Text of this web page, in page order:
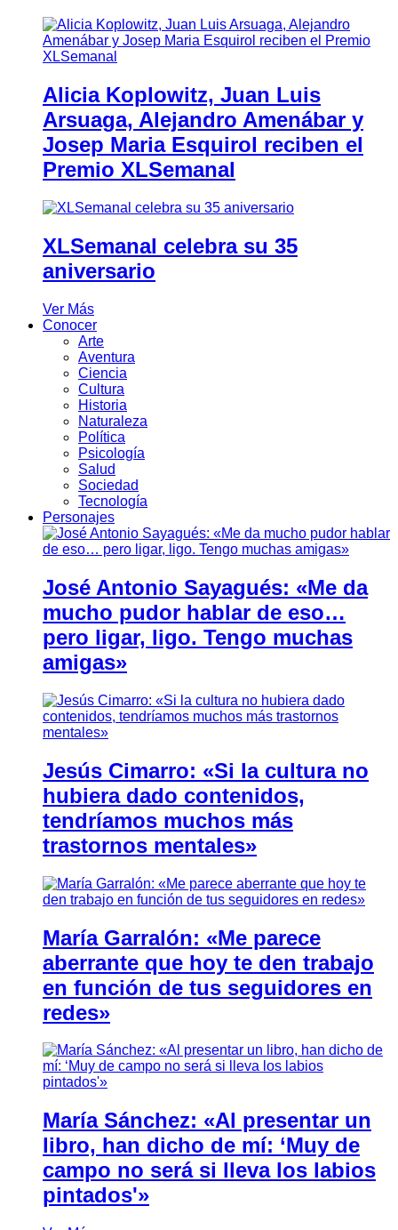
Alicia Koplowitz, Juan Luis
Arsuaga, Alejandro Amenábar y
Josep Maria Esquirol reciben el
Premio XLSemanal
XLSemanal celebra su 35
aniversario
Ver Más
Conocer
Arte
Aventura
Ciencia
Cultura
Historia
Naturaleza
Política
Psicología
Salud
Sociedad
Tecnología
Personajes
José Antonio Sayagués: «Me da
mucho pudor hablar de eso…
pero ligar, ligo. Tengo muchas
amigas»
Jesús Cimarro: «Si la cultura no
hubiera dado contenidos,
tendríamos muchos más
trastornos mentales»
María Garralón: «Me parece
aberrante que hoy te den trabajo
en función de tus seguidores en
redes»
María Sánchez: «Al presentar un
libro, han dicho de mí: ‘Muy de
campo no será si lleva los labios
pintados'»